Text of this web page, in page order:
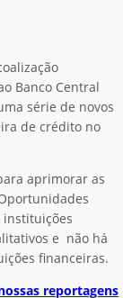
Banco Central
série de novos
de crédito no
aprimorar as
instituições
e não há
financeiras.
reportagens